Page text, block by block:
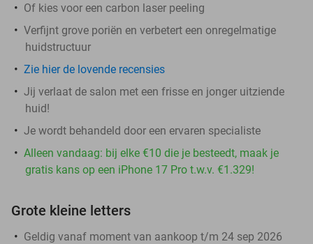
Of kies voor een carbon laser peeling
Verfijnt grove poriën en verbetert een onregelmatige
huidstructuur
Zie hier de lovende recensies
Jij verlaat de salon met een frisse en jonger uitziende
huid!
Je wordt behandeld door een ervaren specialiste
Alleen vandaag: bij elke €10 die je besteedt, maak je
gratis kans op een iPhone 17 Pro t.w.v. €1.329!
Grote kleine letters
Geldig vanaf moment van aankoop t/m 24 sep 2026